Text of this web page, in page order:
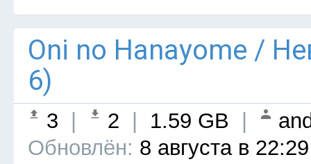
Oni no Hanayome /
6)
3 2 1.59 GB
Обновлён: 8 августа в 22:29